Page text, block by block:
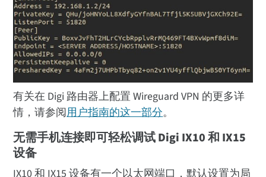
有关在 Digi 路由器上配置 Wireguard VPN 的更多详
情，请参阅用户指南的这一部分。
无需手机连接即可轻松调试 Digi IX10 和 IX15
设备
IX10 和 IX15 设备有一个以太网端口，默认设置为局